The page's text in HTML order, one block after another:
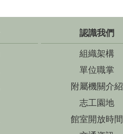
認識我們
組織架構
單位職掌
附屬機關介紹
志工園地
館室開放時間